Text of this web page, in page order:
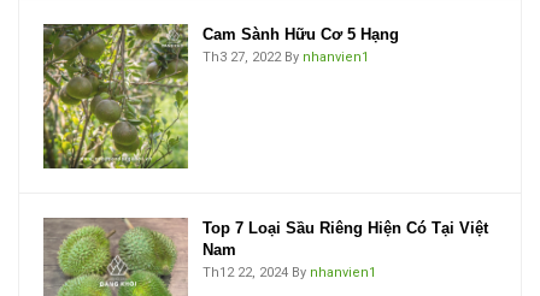
Cam Sành Hữu Cơ 5 Hạng
Th3 27, 2022 By nhanvien1
Top 7 Loại Sầu Riêng Hiện Có Tại Việt
Nam
Th12 22, 2024 By nhanvien1